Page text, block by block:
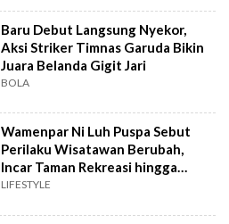
Baru Debut Langsung Nyekor,
Aksi Striker Timnas Garuda Bikin
Juara Belanda Gigit Jari
BOLA
Wamenpar Ni Luh Puspa Sebut
Perilaku Wisatawan Berubah,
Incar Taman Rekreasi hingga
Atraksi Wisata
LIFESTYLE